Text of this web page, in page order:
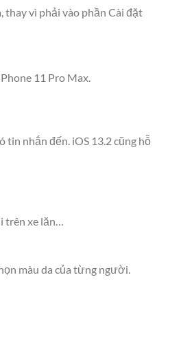
thay vì phải vào phần Cài đặt
11 Pro Max.
tin nhắn đến. iOS 13.2 cũng hỗ
xe lăn…
màu da của từng người.